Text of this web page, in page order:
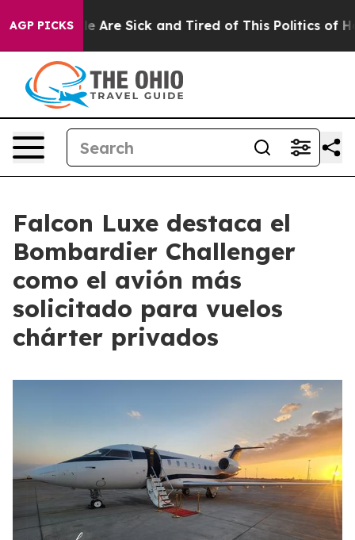
AGP PICKS
“People Are Sick and Tired of This Politics of
Falcon Luxe destaca el
Bombardier Challenger
como el avión más
solicitado para vuelos
chárter privados